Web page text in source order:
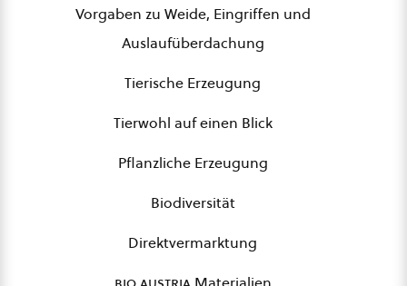
Vorgaben zu Weide, Eingriffen und
Auslaufüberdachung
Tierische Erzeugung
Tierwohl auf einen Blick
Pflanzliche Erzeugung
Biodiversität
Direktvermarktung